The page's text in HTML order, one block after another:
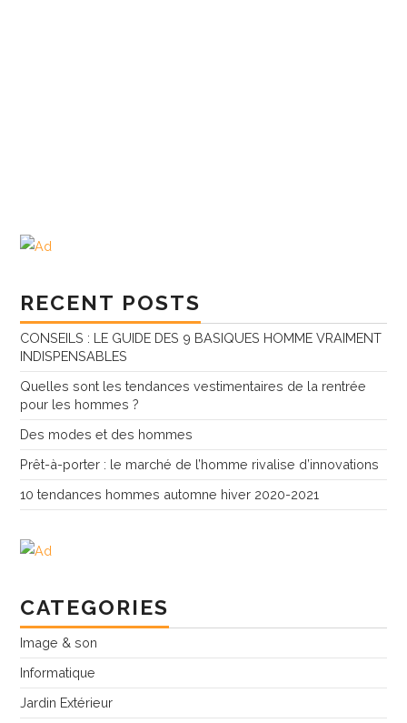
RECENT POSTS
CONSEILS : LE GUIDE DES 9 BASIQUES HOMME VRAIMENT
INDISPENSABLES
Quelles sont les tendances vestimentaires de la rentrée
pour les hommes ?
Des modes et des hommes
Prêt-à-porter : le marché de l’homme rivalise d’innovations
10 tendances hommes automne hiver 2020-2021
CATEGORIES
Image & son
Informatique
Jardin Extérieur